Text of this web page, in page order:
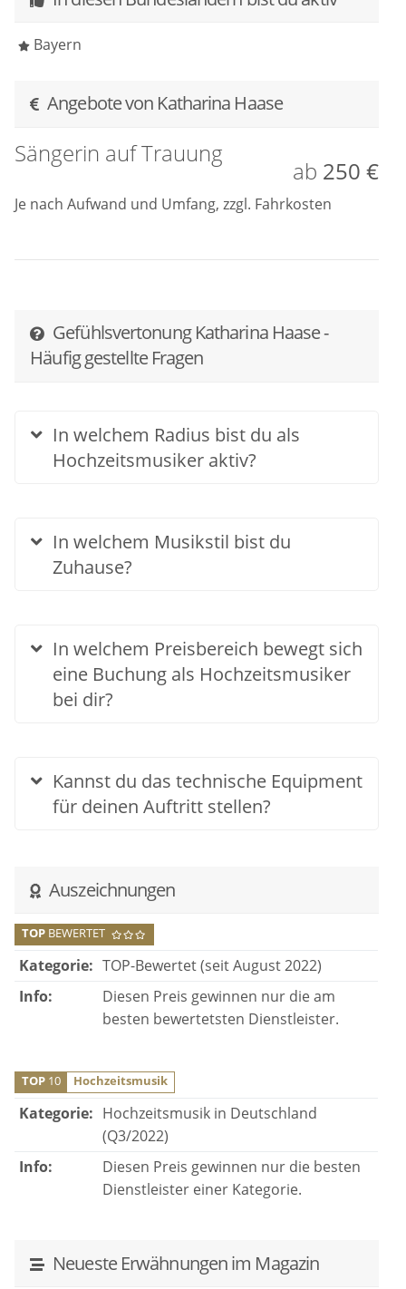
Bayern
Angebote von Katharina Haase
Sängerin auf Trauung
ab 250 €
Je nach Aufwand und Umfang, zzgl. Fahrkosten
Gefühlsvertonung Katharina Haase -
Häufig gestellte Fragen
In welchem Radius bist du als
Hochzeitsmusiker aktiv?
In welchem Musikstil bist du
Zuhause?
In welchem Preisbereich bewegt sich
eine Buchung als Hochzeitsmusiker
bei dir?
Kannst du das technische Equipment
für deinen Auftritt stellen?
Auszeichnungen
TOP BEWERTET
Kategorie: TOP-Bewertet (seit August 2022)
Info:
Diesen Preis gewinnen nur die am
besten bewertetsten Dienstleister.
TOP 10 Hochzeitsmusik
Kategorie: Hochzeitsmusik in Deutschland
(Q3/2022)
Info:
Diesen Preis gewinnen nur die besten
Dienstleister einer Kategorie.
Neueste Erwähnungen im Magazin